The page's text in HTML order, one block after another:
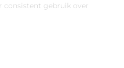
consistent gebruik over